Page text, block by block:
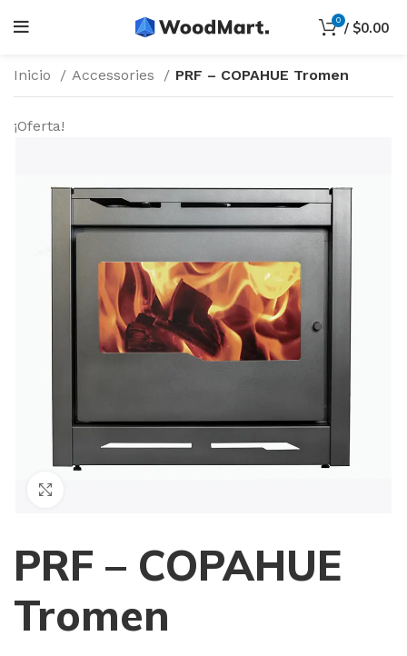
0 / $0.00
Inicio Accessories PRF – COPAHUE Tromen
¡Oferta!
PRF – COPAHUE
Tromen